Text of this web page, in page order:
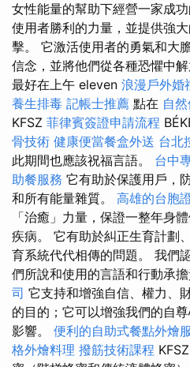
女性能量的幫助下經營一家成
使用者勝利的力量，並提供強
擊。 它激活使用者的勇氣和大
信念，並將他們從各種恐懼中
最好在上午 eleven 浪漫戶外婚
養生排毒 記帳士推薦 點在 自
KFSZ 菲律賓簽證申請流程
骨技術 健康便當餐盒外送 台北
此期間也應該祝福言語。 台中
助餐服務 它有助於保護用戶，
和所有能量雜質。 高雄的台胞
「治癒」力量，保證一整年身
疾病。 它有助於糾正生育計劃
育系統代代相傳的問題。 我們
們所說和使用的言語和行動承擔
司 它支持和增強自信、權力、
的目的；它可以增強我們的自
影響。 便利的自助式餐點外燴
格外燴料理 撥筋技術課程 KFSZ